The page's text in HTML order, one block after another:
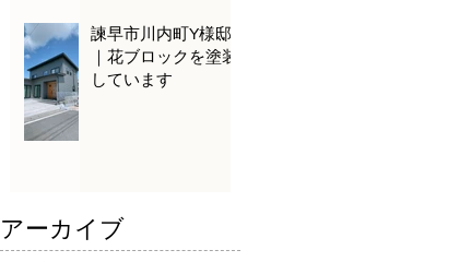
諫早市川内町Y様邸
｜花ブロックを塗装
しています
アーカイブ